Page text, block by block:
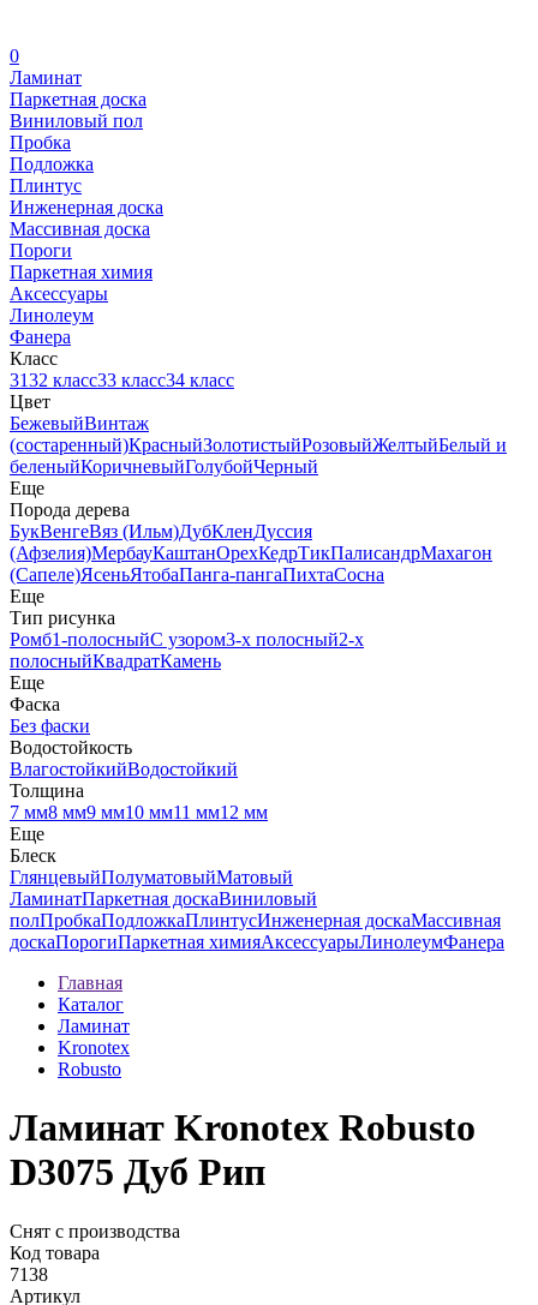
0
Ламинат
Паркетная доска
Виниловый пол
Пробка
Подложка
Плинтус
Инженерная доска
Массивная доска
Пороги
Паркетная химия
Аксессуары
Линолеум
Фанера
Класс
3132 класс33 класс34 класс
Цвет
БежевыйВинтаж
(состаренный)КрасныйЗолотистыйРозовыйЖелтыйБелый и
беленыйКоричневыйГолубойЧерный
Еще
Порода дерева
БукВенгеВяз (Ильм)ДубКленДуссия
(Афзелия)МербауКаштанОрехКедрТикПалисандрМахагон
(Сапеле)ЯсеньЯтобаПанга-пангаПихтаСосна
Еще
Тип рисунка
Ромб1-полосныйС узором3-х полосный2-х
полосныйКвадратКамень
Еще
Фаска
Без фаски
Водостойкость
ВлагостойкийВодостойкий
Толщина
7 мм8 мм9 мм10 мм11 мм12 мм
Еще
Блеск
ГлянцевыйПолуматовыйМатовый
ЛаминатПаркетная доскаВиниловый
полПробкаПодложкаПлинтусИнженерная доскаМассивная
доскаПорогиПаркетная химияАксессуарыЛинолеумФанера
Главная
Каталог
Ламинат
Kronotex
Robusto
Ламинат Kronotex Robusto
D3075 Дуб Рип
Снят с производства
Код товара
7138
Артикул